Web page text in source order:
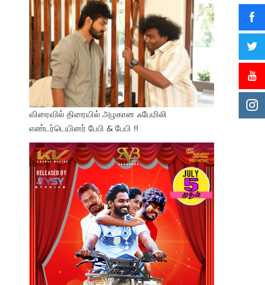
விரைவில் திரையில் அழகான ஃபேமிலி
எண்டர்டெயினர் பேபி & பேபி !!